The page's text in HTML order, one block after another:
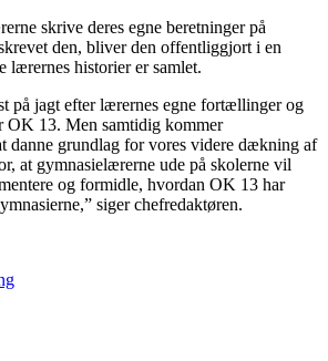
skrive deres egne beretninger på
den, bliver den offentliggjort i en
lærernes historier er samlet.
på jagt efter lærernes egne fortællinger og
OK 13. Men samtidig kommer
danne grundlag for vores videre dækning af
at gymnasielærerne ude på skolerne vil
og formidle, hvordan OK 13 har
siger chefredaktøren.